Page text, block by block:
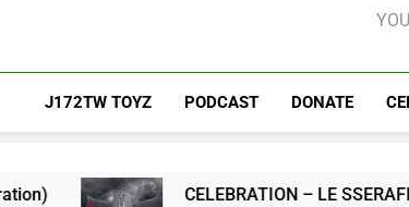
J172TW TOYZ PODCAST DONATE
CELEBRATION – LE SSERAFIM(르세라핌)